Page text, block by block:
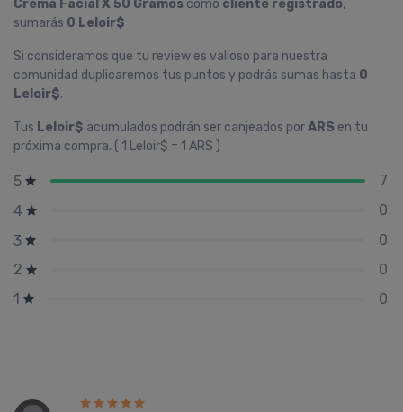
Crema Facial X 50 Gramos como cliente registrado,
sumarás 0 Leloir$
Si consideramos que tu review es valioso para nuestra
comunidad duplicaremos tus puntos y podrás sumas hasta 0
Leloir$.
Tus Leloir$ acumulados podrán ser canjeados porARS en tu
próxima compra. ( 1 Leloir$ = 1 ARS )
5
7
4
0
3
0
2
0
1
0